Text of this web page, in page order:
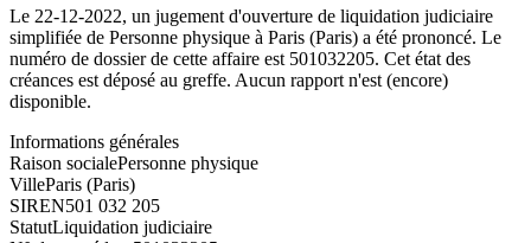
Le 22-12-2022, un jugement d'ouverture de liquidation judiciaire
simplifiée de Personne physique à Paris (Paris) a été prononcé. Le
numéro de dossier de cette affaire est 501032205. Cet état des
créances est déposé au greffe. Aucun rapport n'est (encore)
disponible.
Informations générales
Raison socialePersonne physique
VilleParis (Paris)
SIREN501 032 205
StatutLiquidation judiciaire